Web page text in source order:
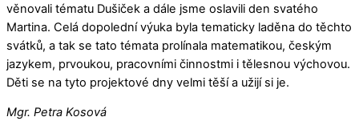
věnovali tématu Dušiček a dále jsme oslavili den svatého
Martina. Celá dopolední výuka byla tematicky laděna do těchto
svátků, a tak se tato témata prolínala matematikou, českým
jazykem, prvoukou, pracovními činnostmi i tělesnou výchovou.
Děti se na tyto projektové dny velmi těší a užijí si je.
Mgr. Petra Kosová